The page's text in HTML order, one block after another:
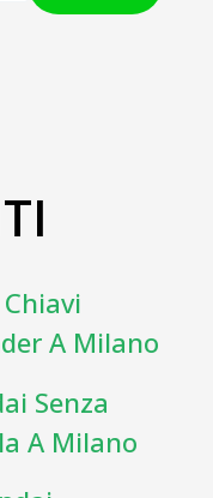
A Milano
Senza
A Milano